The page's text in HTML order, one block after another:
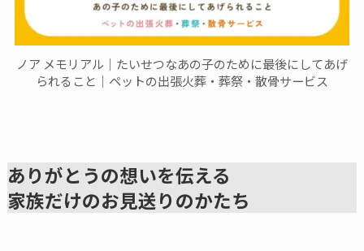
ノア メモリアル｜たいせつなあの子のために最後にしてあげ
られること｜ペットの出張火葬・葬祭・散骨サービス
ありがとうの想いを伝える
家族だけのお見送りのかたち